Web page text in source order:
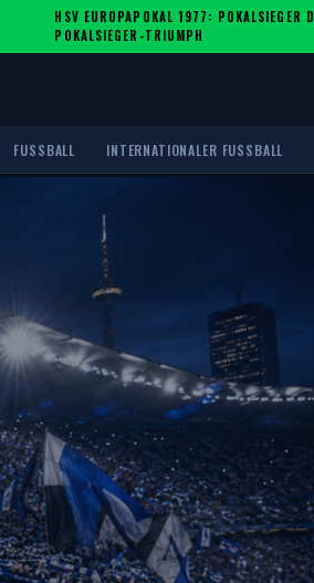
·
HSV EUROPAPOKAL 1977: POKALSIEGER
POKALSIEGER-TRIUMPH
FUSSBALL INTERNATIONALER FUSSBALL